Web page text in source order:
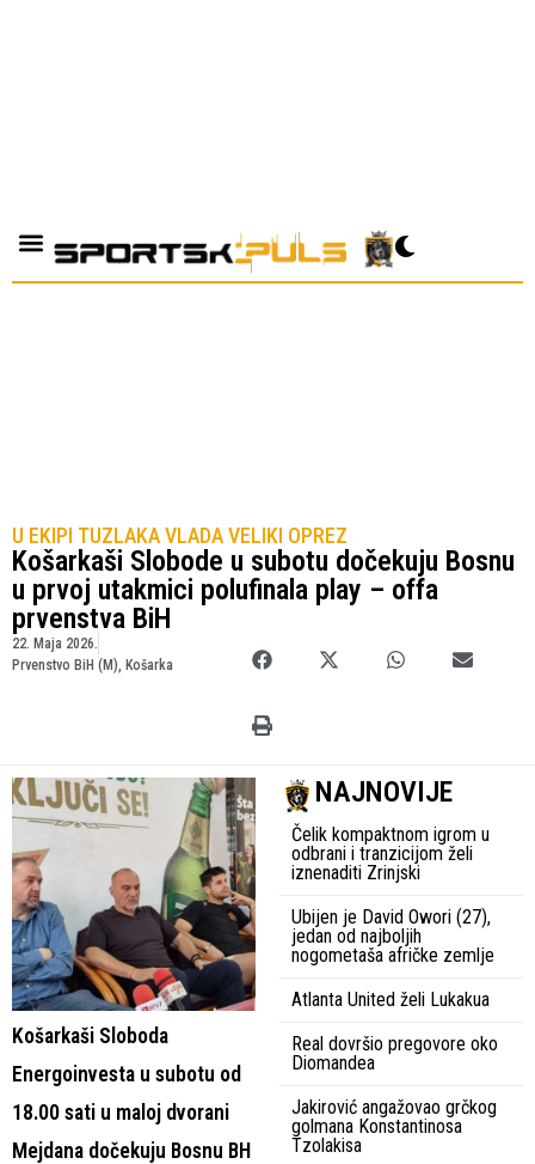
U EKIPI TUZLAKA VLADA VELIKI OPREZ
Košarkaši Slobode u subotu dočekuju Bosnu
u prvoj utakmici polufinala play – offa
prvenstva BiH
22. Maja 2026.
Prvenstvo BiH (M) Košarka
Košarkaši Sloboda
Energoinvesta u subotu od
18.00 sati u maloj dvorani
Mejdana dočekuju Bosnu BH
NAJNOVIJE
Čelik kompaktnom igrom u
odbrani i tranzicijom želi
iznenaditi Zrinjski
Ubijen je David Owori (27),
jedan od najboljih
nogometaša afričke zemlje
Atlanta United želi Lukakua
Real dovršio pregovore oko
Diomandea
Jakirović angažovao grčkog
golmana Konstantinosa
Tzolakisa